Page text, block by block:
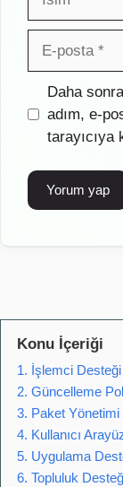
posta
İnternet
sitesi
Daha
adım, e-
tarayıcıya
Konu İçeriği
1. İşlemci Desteği
2. Güncelleme
3. Paket Yönetimi
4. Kullanıcı
5. Uygulama
6. Topluluk